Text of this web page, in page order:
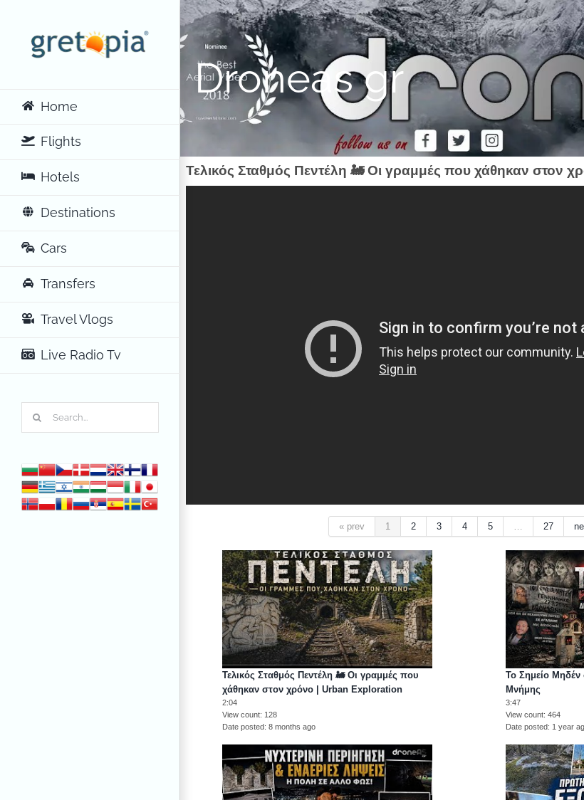
content
Home
Flights
Hotels
Destinations
Cars
Transfers
Travel Vlogs
Live Radio Tv
Droneas gr
Τελικός Σταθμός Πεντέλη 🚂 Οι γραμμές που χάθηκαν στον
« prev 1 2 3 4 5 … 27
Τελικός Σταθμός Πεντέλη 🚂 Οι γραμμές που
χάθηκαν στον χρόνο | Urban Exploration
2:04
View count 128
Date posted 8 months ago
Το Σημείο
Μνήμης
3:47
View count 464
Date posted 1 year